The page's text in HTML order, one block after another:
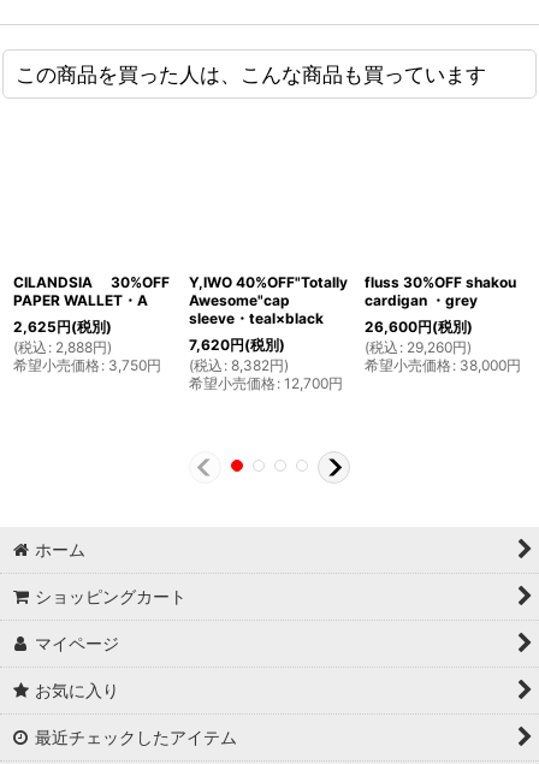
この商品を買った人は、こんな商品も買っています
CILANDSIA 30%OFF
PAPER WALLET・A
2,625円(税別)
(税込 : 2,888円)
希望小売価格: 3,750円
Y,IWO 40%OFF"Totally
Awesome"cap
sleeve・teal×black
7,620円(税別)
(税込 : 8,382円)
希望小売価格: 12,700円
fluss 30%OFF shakou
cardigan ・grey
26,600円(税別)
(税込 : 29,260円)
希望小売価格: 38,000円
ホーム
ショッピングカート
マイページ
お気に入り
最近チェックしたアイテム